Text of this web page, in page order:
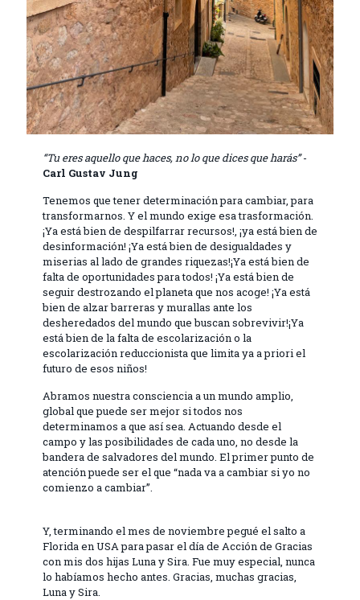
“Tu eres aquello que haces, no lo que dices que harás”-
Carl Gustav Jung
Tenemos que tener determinación para cambiar, para
transformarnos. Y el mundo exige esa trasformación.
¡Ya está bien de despilfarrar recursos!, ¡ya está bien de
desinformación! ¡Ya está bien de desigualdades y
miserias al lado de grandes riquezas!¡Ya está bien de
falta de oportunidades para todos! ¡Ya está bien de
seguir destrozando el planeta que nos acoge! ¡Ya está
bien de alzar barreras y murallas ante los
desheredados del mundo que buscan sobrevivir!¡Ya
está bien de la falta de escolarización o la
escolarización reduccionista que limita ya a priori el
futuro de esos niños!
Abramos nuestra consciencia a un mundo amplio,
global que puede ser mejor si todos nos
determinamos a que así sea. Actuando desde el
campo y las posibilidades de cada uno, no desde la
bandera de salvadores del mundo. El primer punto de
atención puede ser el que “nada va a cambiar si yo no
comienzo a cambiar”.
Y, terminando el mes de noviembre pegué el salto a
Florida en USA para pasar el día de Acción de Gracias
con mis dos hijas Luna y Sira. Fue muy especial, nunca
lo habíamos hecho antes. Gracias, muchas gracias,
Luna y Sira.